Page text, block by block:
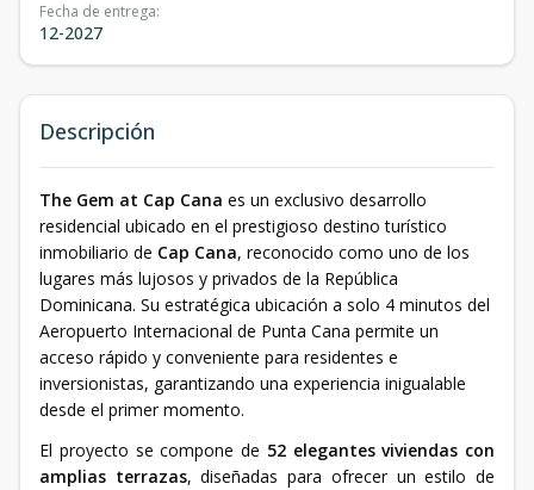
Fecha de entrega:
12-2027
Descripción
The Gem at Cap Cana es un exclusivo desarrollo
residencial ubicado en el prestigioso destino turístico
inmobiliario de Cap Cana, reconocido como uno de los
lugares más lujosos y privados de la República
Dominicana. Su estratégica ubicación a solo 4 minutos del
Aeropuerto Internacional de Punta Cana permite un
acceso rápido y conveniente para residentes e
inversionistas, garantizando una experiencia inigualable
desde el primer momento.
El proyecto se compone de 52 elegantes viviendas con
amplias terrazas, diseñadas para ofrecer un estilo de